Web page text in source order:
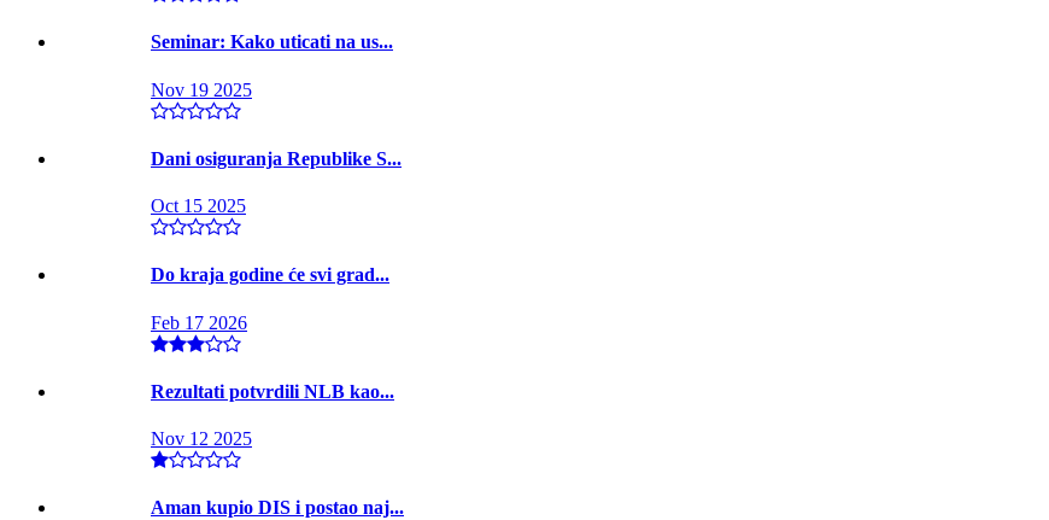
Seminar: Kako uticati na us...
Nov 19 2025
Dani osiguranja Republike S...
Oct 15 2025
Do kraja godine će svi grad...
Feb 17 2026
Rezultati potvrdili NLB kao...
Nov 12 2025
Aman kupio DIS i postao naj...